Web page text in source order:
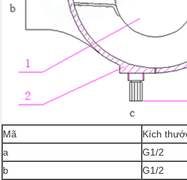
Mã Kích
a
G1/2
b
G1/2